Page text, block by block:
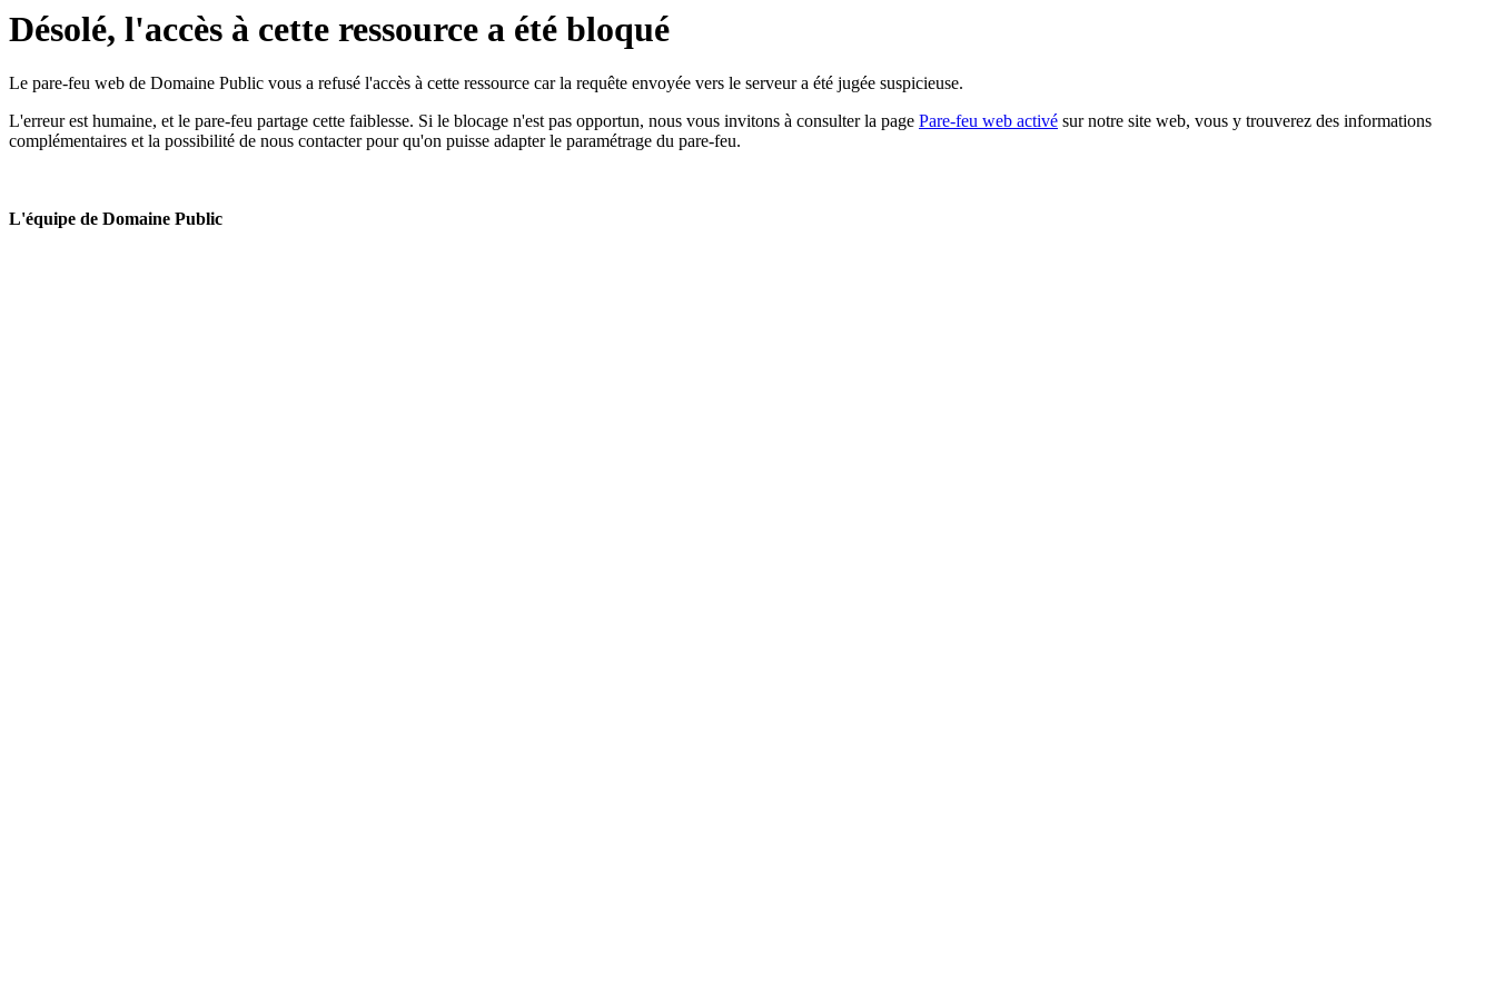
Désolé, l'accès à cette ressource a été bloqué
Le pare-feu web de Domaine Public vous a refusé l'accès à cette ressource car la requête envoyée vers le serveur a été jugée suspicieuse.
L'erreur est humaine, et le pare-feu partage cette faiblesse. Si le blocage n'est pas opportun, nous vous invitons à consulter la page Pare-feu web activé sur notre site web, vous y trouverez des informations
complémentaires et la possibilité de nous contacter pour qu'on puisse adapter le paramétrage du pare-feu.
L'équipe de Domaine Public